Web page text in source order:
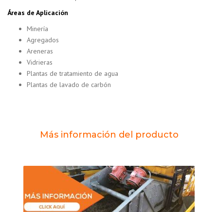
Áreas de Aplicación
Minería
Agregados
Areneras
Vidrieras
Plantas de tratamiento de agua
Plantas de lavado de carbón
Más información del producto